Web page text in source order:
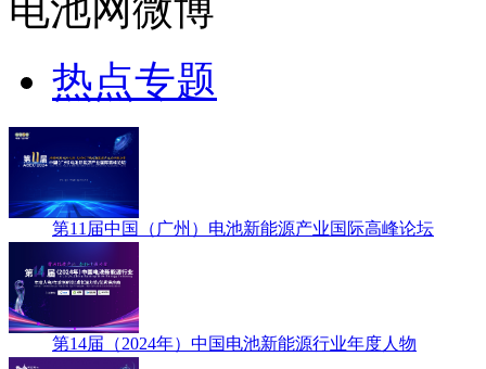
电池网微博
热点专题
第11届中国（广州）电池新能源产业国际高峰论坛
第14届（2024年）中国电池新能源行业年度人物